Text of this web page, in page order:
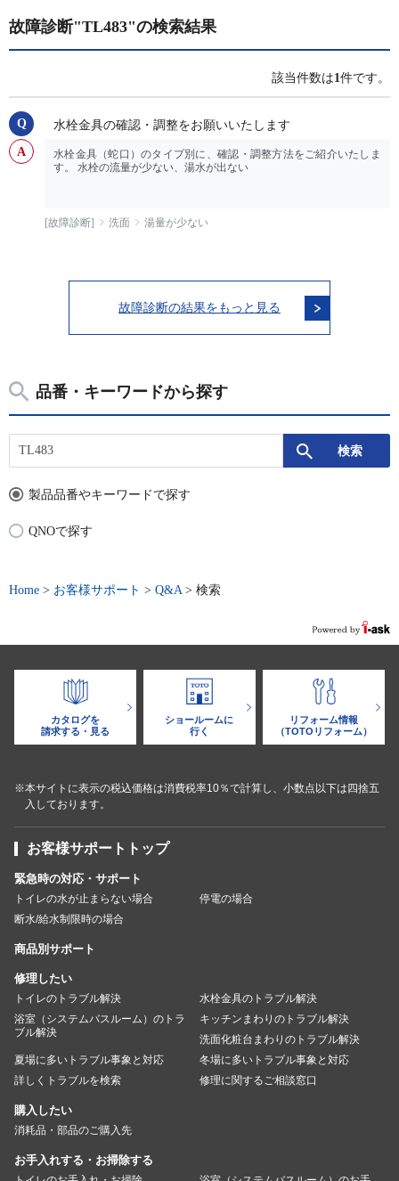
故障診断"TL483"の検索結果
該当件数は1件です。
水栓金具の確認・調整をお願いいたします
水栓金具（蛇口）のタイプ別に、確認・調整方法をご紹介いたしま
す。 水栓の流量が少ない、湯水が出ない
[故障診断] 洗面 湯量が少ない
故障診断の結果をもっと見る
品番・キーワードから探す
製品品番やキーワードで探す
QNOで探す
Home > お客様サポート > Q&A> 検索
カタログを
請求する・見る
ショールームに
行く
リフォーム情報
（TOTOリフォーム）
※本サイトに表示の税込価格は消費税率10％で計算し、小数点以下は四捨五
入しております。
お客様サポートトップ
緊急時の対応・サポート
トイレの水が止まらない場合
停電の場合
断水/給水制限時の場合
商品別サポート
修理したい
トイレのトラブル解決
水栓金具のトラブル解決
浴室（システムバスルーム）のトラ
ブル解決
キッチンまわりのトラブル解決
洗面化粧台まわりのトラブル解決
夏場に多いトラブル事象と対応
冬場に多いトラブル事象と対応
詳しくトラブルを検索
修理に関するご相談窓口
購入したい
消耗品・部品のご購入先
お手入れする・お掃除する